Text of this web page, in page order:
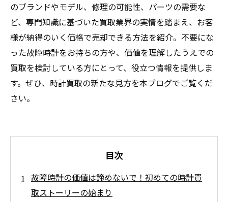
のブランドやモデル、修理の可能性、パーツの需要な
ど、専門知識に基づいた買取業界の実情を踏まえ、お客
様が納得のいく価格で売却できる方法を紹介。不要にな
った故障時計をお持ちの方や、価値を理解したうえでの
買取を検討している方にとって、役立つ情報を提供しま
す。ぜひ、時計買取の新たな見方を本ブログでご覧くだ
さい。
目次
故障時計の価値は諦めないで！初めての時計買
取ストーリーの始まり